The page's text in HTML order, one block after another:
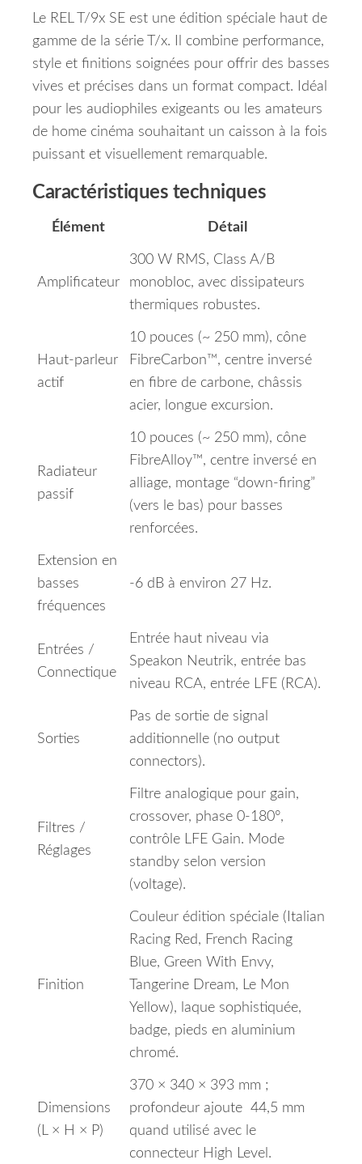
Le REL T/9x SE est une édition spéciale haut de
gamme de la série T/x. Il combine performance,
style et finitions soignées pour offrir des basses
vives et précises dans un format compact. Idéal
pour les audiophiles exigeants ou les amateurs
de home cinéma souhaitant un caisson à la fois
puissant et visuellement remarquable.
Caractéristiques techniques
Élément Détail
Amplificateur
300 W RMS, Class A/B
monobloc, avec dissipateurs
thermiques robustes.
Haut‑parleur
actif
10 pouces (~ 250 mm), cône
FibreCarbon™, centre inversé
en fibre de carbone, châssis
acier, longue excursion.
Radiateur
passif
10 pouces (~ 250 mm), cône
FibreAlloy™, centre inversé en
alliage, montage “down‑firing”
(vers le bas) pour basses
renforcées.
Extension en
basses
fréquences
‑6 dB à environ 27 Hz.
Entrées /
Connectique
Entrée haut niveau via
Speakon Neutrik, entrée bas
niveau RCA, entrée LFE (RCA).
Sorties
Pas de sortie de signal
additionnelle (no output
connectors).
Filtres /
Réglages
Filtre analogique pour gain,
crossover, phase 0‑180°,
contrôle LFE Gain. Mode
standby selon version
(voltage).
Finition
Couleur édition spéciale (Italian
Racing Red, French Racing
Blue, Green With Envy,
Tangerine Dream, Le Mon
Yellow), laque sophistiquée,
badge, pieds en aluminium
chromé.
Dimensions
(L × H × P)
370 × 340 × 393 mm ;
profondeur ajoute 44,5 mm
quand utilisé avec le
connecteur High Level.